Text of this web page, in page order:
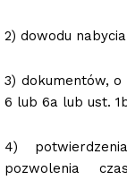
2) dowodu
3) dokumentów,
6 lub 6a lub ust.
4)
pozwolenia